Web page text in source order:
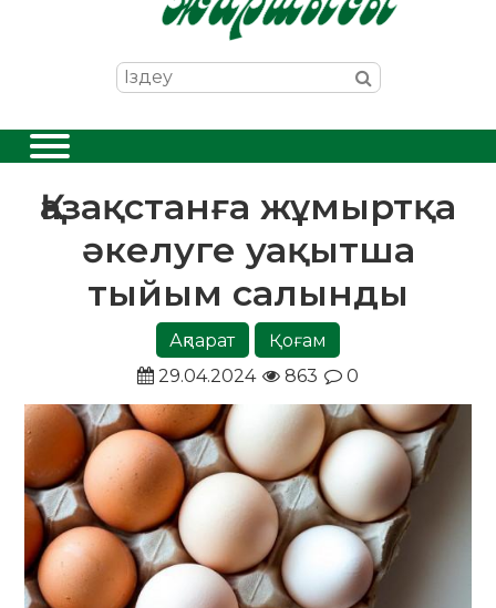
Қазақстанға жұмыртқа
әкелуге уақытша
тыйым салынды
Ақпарат
Қоғам
29.04.2024
863 0